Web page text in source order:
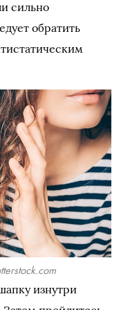
сильно
обратить
изнутри